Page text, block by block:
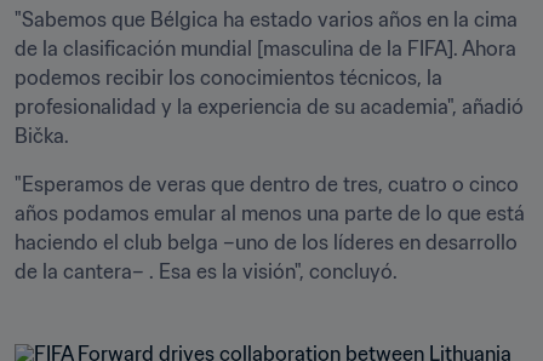
"Sabemos que Bélgica ha estado varios años en la cima
de la clasificación mundial [masculina de la FIFA]. Ahora
podemos recibir los conocimientos técnicos, la
profesionalidad y la experiencia de su academia", añadió
Bička.
"Esperamos de veras que dentro de tres, cuatro o cinco
años podamos emular al menos una parte de lo que está
haciendo el club belga –uno de los líderes en desarrollo
de la cantera– . Esa es la visión", concluyó.